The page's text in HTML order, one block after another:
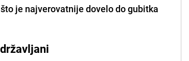
je najverovatnije dovelo do gubitka